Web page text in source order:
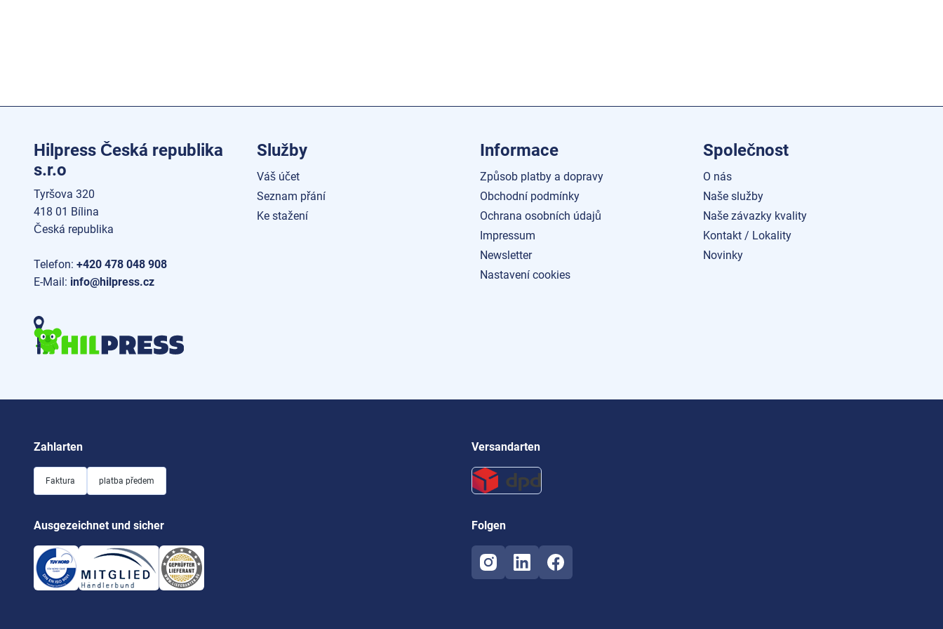
Hilpress Česká republika
s.r.o
Tyršova 320
418 01 Bílina
Česká republika
Telefon: +420 478 048 908
E-Mail: info@hilpress.cz
Služby
Váš účet
Seznam přání
Ke stažení
Informace
Způsob platby a dopravy
Obchodní podmínky
Ochrana osobních údajů
Impressum
Newsletter
Nastavení cookies
Společnost
O nás
Naše služby
Naše závazky kvality
Kontakt / Lokality
Novinky
Zahlarten
Faktura platba předem
Versandarten
Ausgezeichnet und sicher Folgen